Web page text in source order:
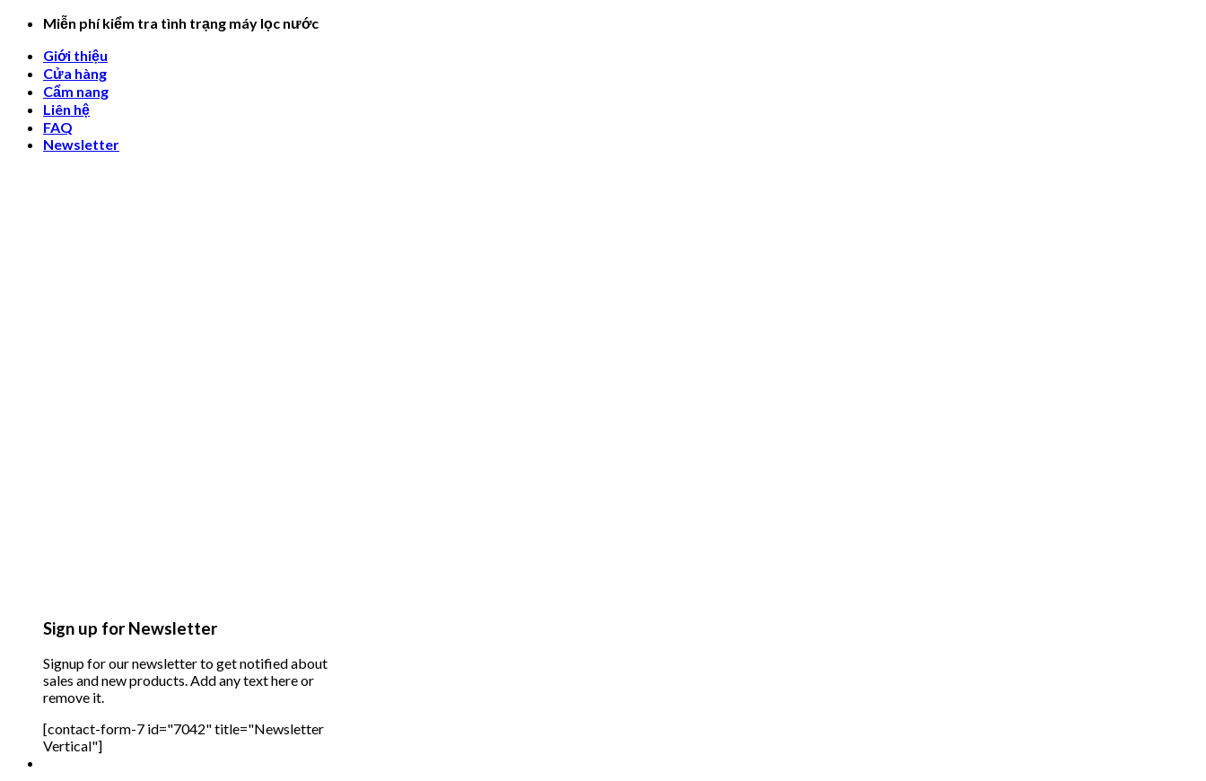
Skip
content
Miễn phí kiểm tra tình trạng máy lọc nước
Giới thiệu
Cửa hàng
Cẩm nang
Liên hệ
FAQ
Newsletter
Sign up for Newsletter
Signup for our newsletter to get notified about
sales and new products. Add any text here or
remove it.
[contact-form-7 id="7042" title="Newsletter
Vertical"]